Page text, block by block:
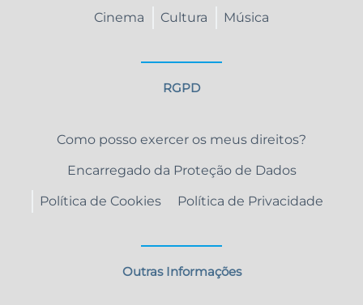
Cinema Cultura Música
RGPD
Como posso exercer os meus direitos?
Encarregado da Proteção de Dados
Política de Cookies
Política de Privacidade
Outras Informações